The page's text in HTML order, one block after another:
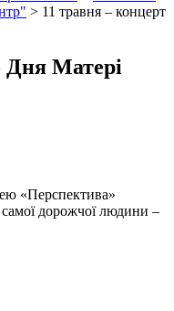
> 11 травня – концерт
Дня Матері
«Перспектива»
самої дорожчої людини –